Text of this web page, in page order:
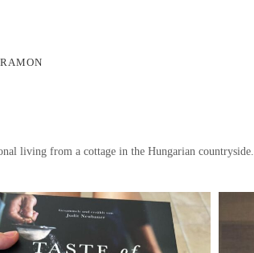
living from a cottage in the Hungarian countryside.